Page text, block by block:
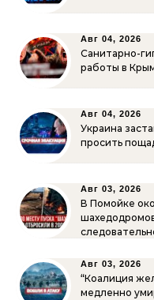
Авг 04, 2026
Санитарно-
работы в
Авг 04, 2026
Украина
просить
Авг 03, 2026
В Помойке
Авг 03, 2026
“Коалиция
медленно